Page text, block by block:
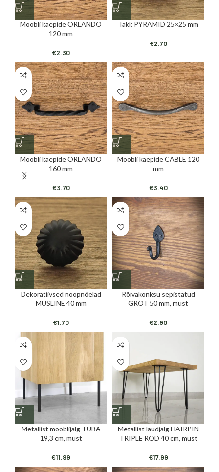
Mööbli käepide ORLANDO
120 mm
€2.30
Täkk PYRAMID 25×25 mm
€2.70
Mööbli käepide ORLANDO
160 mm
€3.70
Mööbli käepide CABLE 120
mm
€3.40
Dekoratiivsed nööpnõelad
MUSLINE 40 mm
€1.70
Rõivakonksu sepistatud
GROT 50 mm, must
€2.90
Metallist mööblijalg TUBA
19,3 cm, must
€11.99
Metallist laudjalg HAIRPIN
TRIPLE ROD 40 cm, must
€17.99